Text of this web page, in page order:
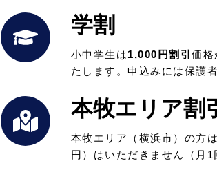
学割
小中学生は1,000円割引価格
たします。申込みには保護
本牧エリア割引
本牧エリア（横浜市）の方
円）はいただきません（月1